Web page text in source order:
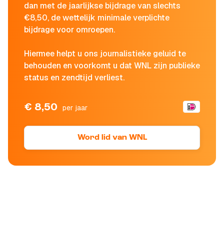
dan met de jaarlijkse bijdrage van slechts
€8,50, de wettelijk minimale verplichte
bijdrage voor omroepen.
Hiermee helpt u ons journalistieke geluid te
behouden en voorkomt u dat WNL zijn publieke
status en zendtijd verliest.
€ 8,50 per jaar
Word lid van WNL